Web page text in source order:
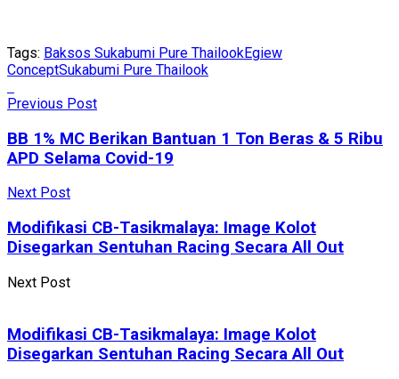
Tags: Baksos Sukabumi Pure ThailookEgiew
ConceptSukabumi Pure Thailook
Previous Post
BB 1% MC Berikan Bantuan 1 Ton Beras & 5 Ribu
APD Selama Covid-19
Next Post
Modifikasi CB-Tasikmalaya: Image Kolot
Disegarkan Sentuhan Racing Secara All Out
Next Post
Modifikasi CB-Tasikmalaya: Image Kolot
Disegarkan Sentuhan Racing Secara All Out